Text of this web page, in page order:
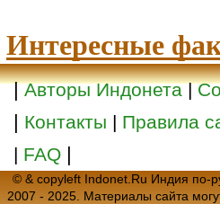
Интересные
|Авторы Индонета|
| Контакты | Правила
| FAQ |
© & copyleft Indonet.Ru Индия по-
2007 - 2025. Материалы сайта